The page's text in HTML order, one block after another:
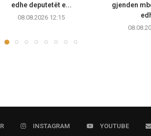
edhe deputetët e...
08.08.2026 12:15
gjenden
INSTAGRAM YOUTUBE